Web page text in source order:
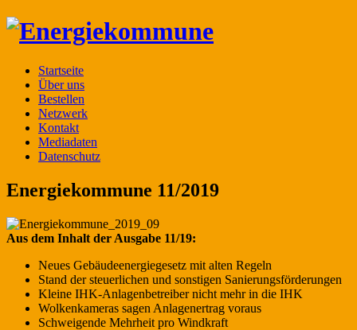
Startseite
Über uns
Bestellen
Netzwerk
Kontakt
Mediadaten
Datenschutz
Energiekommune 11/2019
Aus dem Inhalt der Ausgabe 11/19:
Neues Gebäudeenergiegesetz mit alten Regeln
Stand der steuerlichen und sonstigen Sanierungsförderungen
Kleine IHK-Anlagenbetreiber nicht mehr in die IHK
Wolkenkameras sagen Anlagenertrag voraus
Schweigende Mehrheit pro Windkraft